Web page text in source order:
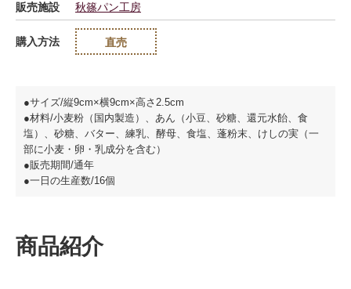
販売施設 秋篠パン工房
購入方法 直売
●サイズ/縦9cm×横9cm×高さ2.5cm
●材料/小麦粉（国内製造）、あん（小豆、砂糖、還元水飴、食
塩）、砂糖、バター、練乳、酵母、食塩、蓬粉末、けしの実（一
部に小麦・卵・乳成分を含む）
●販売期間/通年
●一日の生産数/16個
商品紹介